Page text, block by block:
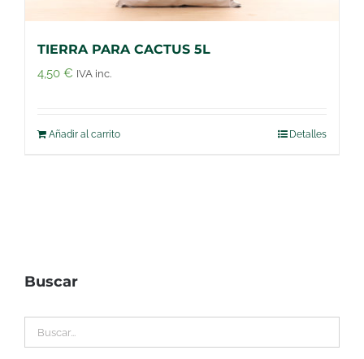
TIERRA PARA CACTUS 5L
4,50 € IVA inc.
Añadir al carrito Detalles
Buscar